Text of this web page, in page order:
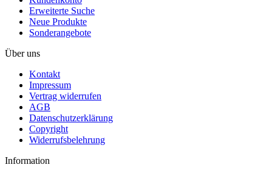
Erweiterte Suche
Neue Produkte
Sonderangebote
Über uns
Kontakt
Impressum
Vertrag widerrufen
AGB
Datenschutzerklärung
Copyright
Widerrufsbelehrung
Information